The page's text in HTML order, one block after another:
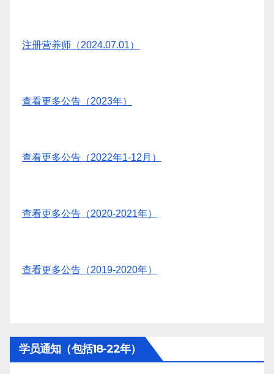
注册营养师（2024.07.01）
查看更多公告（2023年）
查看更多公告（2022年1-12月）
查看更多公告（2020-2021年）
查看更多公告（2019-2020年）
学员通知（包括18-22年）